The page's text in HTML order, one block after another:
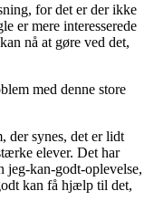
for det er der ikke
er mere interesserede
nå at gøre ved det,
med denne store
der synes, det er lidt
elever. Det har
jeg-kan-godt-oplevelse,
kan få hjælp til det,